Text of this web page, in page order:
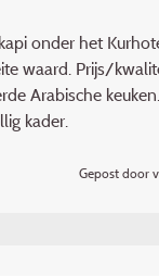
onder het
waard. Prijs/
Arabische
kader.
Gepost door